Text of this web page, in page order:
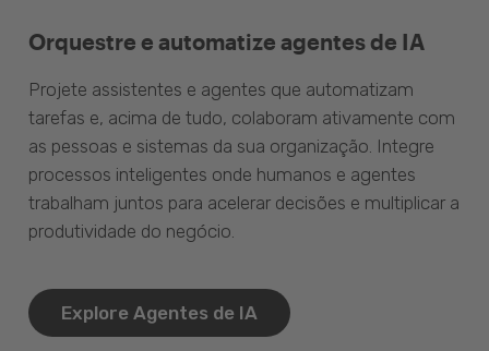
Orquestre e automatize agentes de IA
Projete assistentes e agentes que automatizam
tarefas e, acima de tudo, colaboram ativamente com
as pessoas e sistemas da sua organização. Integre
processos inteligentes onde humanos e agentes
trabalham juntos para acelerar decisões e multiplicar a
produtividade do negócio.
Explore Agentes de IA